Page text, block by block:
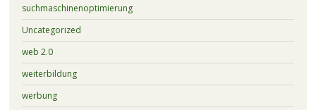
suchmaschinenoptimierung
Uncategorized
web 2.0
weiterbildung
werbung